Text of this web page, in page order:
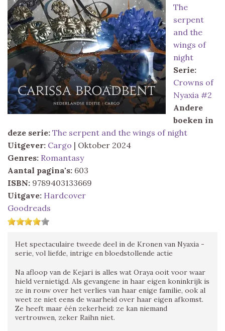
The
serpent
and the
wings of
night
Serie:
Crowns of
Nyaxia #2
Andere
boeken in
deze serie: The serpent and the wings of night
Uitgever: Cargo | Oktober 2024
Genres: Romantasy
Aantal pagina's: 603
ISBN: 9789403133669
Uitgave: Hardcover
Goodreads
Het spectaculaire tweede deel in de Kronen van Nyaxia -
serie, vol liefde, intrige en bloedstollende actie
Na afloop van de Kejari is alles wat Oraya ooit voor waar
hield vernietigd. Als gevangene in haar eigen koninkrijk is
ze in rouw over het verlies van haar enige familie, ook al
weet ze niet eens de waarheid over haar eigen afkomst.
Ze heeft maar één zekerheid: ze kan niemand
vertrouwen, zeker Raihn niet.